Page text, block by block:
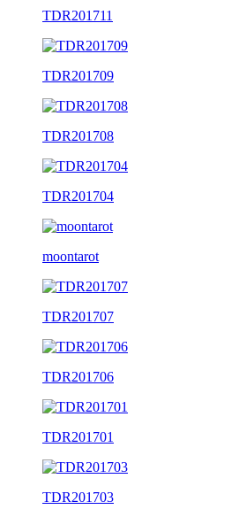
TDR201711
TDR201709
TDR201708
TDR201704
moontarot
TDR201707
TDR201706
TDR201701
TDR201703